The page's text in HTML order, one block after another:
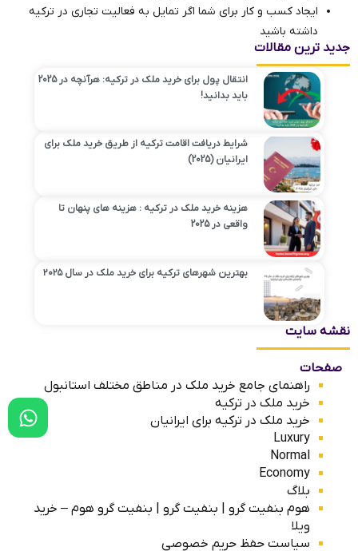
ایجاد کسب و کار برای شما اگر تمایل به فعالیت تجاری در ترکیه
داشته باشید
جدید ترین مقالات
انتقال پول برای خرید ملک در ترکیه: هرآنچه در 2025
باید بدانید!
شرایط دریافت اقامت ترکیه از طریق خرید ملک برای
ایرانیان (2025)
هزینه‌ خرید ملک در ترکیه : هزینه های پنهان تا
واقعی در 2025
بهترین شهرهای ترکیه برای خرید ملک در سال ۲۰۲۵
نقشه سایت
صفحات
راهنمای جامع خرید ملک در مناطق مختلف استانبول
خرید ملک در ترکیه
خرید ملک در ترکیه برای ایرانیان
Luxury
Normal
Economy
بلاگ
هوم بنفیت گرو | بنفیت گرو | بنفیت گرو هوم – خرید
ویلا
سیاست حفظ حریم خصوصی